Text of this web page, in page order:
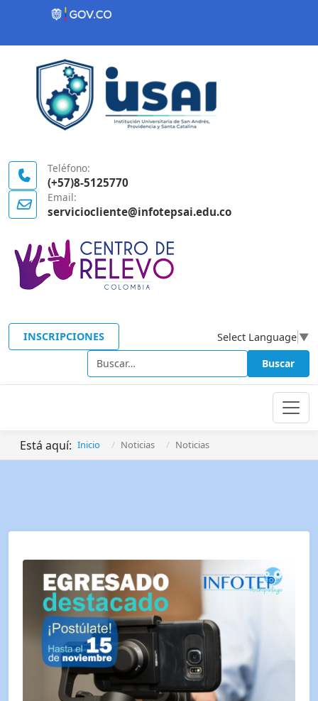
Contenido inicial
Teléfono:
(+57)8-5125770
Email:
serviciocliente@infotepsai.edu.co
INSCRIPCIONES Select Language ▼
Buscar Buscar
Está aquí: Inicio Noticias Noticias